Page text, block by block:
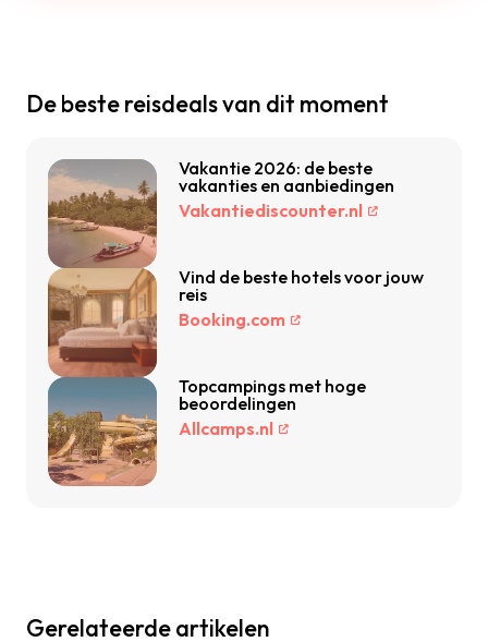
De beste reisdeals van dit moment
Vakantie 2026: de beste
vakanties en aanbiedingen
Vakantiediscounter.nl
Vind de beste hotels voor jouw
reis
Booking.com
Topcampings met hoge
beoordelingen
Allcamps.nl
Gerelateerde artikelen